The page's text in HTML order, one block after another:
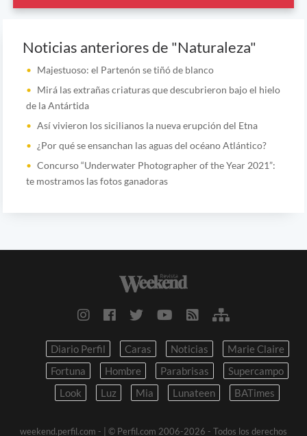
Noticias anteriores de "Naturaleza"
Majestuoso: el Partenón se tiñó de blanco
Mirá las extrañas criaturas que descubrieron bajo el hielo
de la Antártida
Así vivieron los sicilianos la nueva erupción del Etna
¿Por qué se ensanchan las aguas del océano Atlántico?
Concurso “Underwater Photographer of the Year 2021”:
te mostramos las fotos ganadoras
Diario Perfil Caras Noticias
Marie Claire
Fortuna
Hombre Parabrisas
Supercampo
Look
Luz Mia Lunateen BATimes
weekend.perfil.com - | © Perfil.com 2006-2026 - Todos los derechos